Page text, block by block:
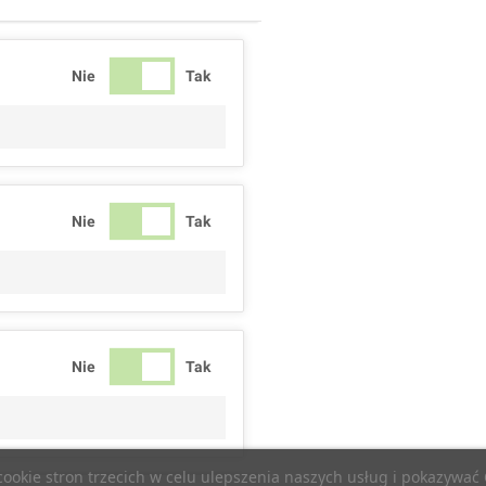
stron trzecich w celu ulepszenia naszych usług i
Nie Tak
Nie Tak
Nie Tak